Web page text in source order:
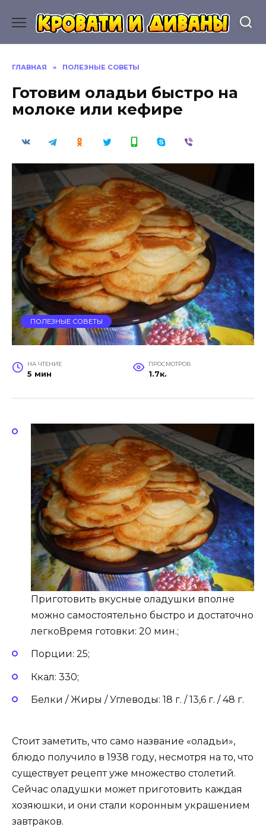
содержанию
ГЛАВНАЯ » ПОЛЕЗНЫЕ СОВЕТЫ
Готовим оладьи быстро на
молоке или кефире
ПОЛЕЗНЫЕ СОВЕТЫ
НА ЧТЕНИЕ
5 мин
ПРОСМОТРОВ
1.7к.
Приготовить вкусные оладушки вполне
можно самостоятельно быстро и достаточно
легкоВремя готовки: 20 мин.;
Порции: 25;
Ккал: 330;
Белки / Жиры / Углеводы: 18 г. / 13,6 г. / 48 г.
Стоит заметить, что само название «оладьи»,
блюдо получило в 1938 году, несмотря на то, что
существует рецепт уже множество столетий.
Сейчас оладушки может приготовить каждая
хозяюшки, и они стали коронным украшением
завтраков.